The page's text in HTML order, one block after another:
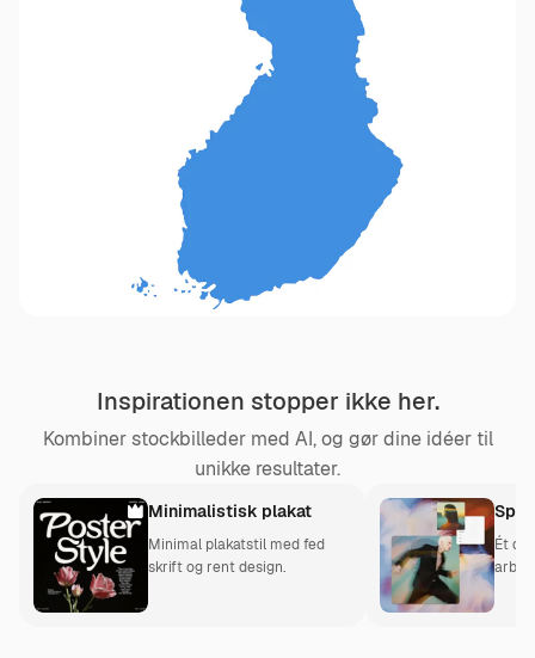
Inspirationen stopper ikke her.
Kombiner stockbilleder med AI, og gør dine idéer til
unikke resultater.
Minimalistisk plakat
Minimal plakatstil med fed
skrift og rent design.
Ét